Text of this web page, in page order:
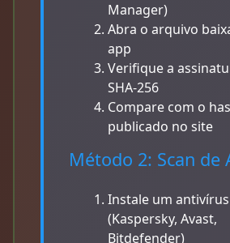
Manager)
Abra o arquivo
app
Verifique a
SHA-256
Compare com o
publicado no site
Método 2: Scan de
Instale um
(Kaspersky, Avast,
Bitdefender)